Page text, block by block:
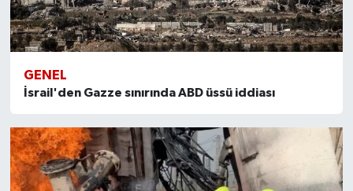
GENEL
İsrail'den Gazze sınırında ABD üssü iddiası